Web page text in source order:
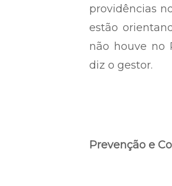
providências
estão
não houve no
diz o gestor.
Prevenção e